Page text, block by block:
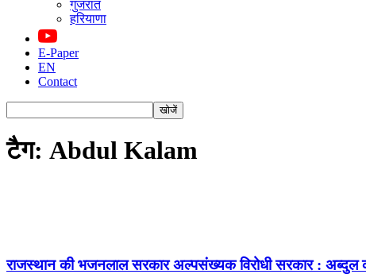
गुजरात
हरियाणा
E-Paper
EN
Contact
टैग: Abdul Kalam
राजस्थान की भजनलाल सरकार अल्पसंख्यक विरोधी सरकार : अब्दुल